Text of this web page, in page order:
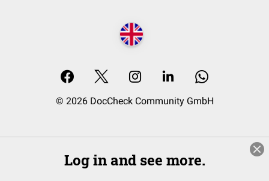
© 2026 DocCheck Community GmbH
Log in and see more.